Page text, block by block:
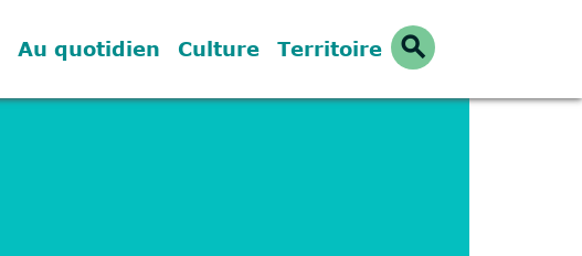
Au quotidien Culture Territoire search